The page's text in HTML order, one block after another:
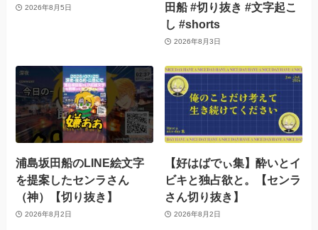
2026年8月5日
田船 #切り抜き #文字起こ
し #shorts
2026年8月3日
浦島坂田船のLINE絵文字
を提案したセンラさん
（神）【切り抜き】
2026年8月2日
【好はばでぃ集】酔いとイ
ビキと独占欲と。【センラ
さん切り抜き】
2026年8月2日